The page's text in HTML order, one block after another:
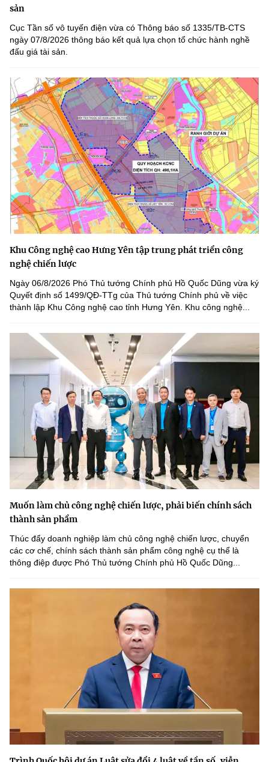
sản
Cục Tần số vô tuyến điện vừa có Thông báo số 1335/TB-CTS
ngày 07/8/2026 thông báo kết quả lựa chọn tổ chức hành nghề
đấu giá tài sản.
Khu Công nghệ cao Hưng Yên tập trung phát triển công
nghệ chiến lược
Ngày 06/8/2026 Phó Thủ tướng Chính phủ Hồ Quốc Dũng vừa ký
Quyết định số 1499/QĐ-TTg của Thủ tướng Chính phủ về việc
thành lập Khu Công nghệ cao tỉnh Hưng Yên. Khu công nghệ...
Muốn làm chủ công nghệ chiến lược, phải biến chính sách
thành sản phẩm
Thúc đẩy doanh nghiệp làm chủ công nghệ chiến lược, chuyển
các cơ chế, chính sách thành sản phẩm công nghệ cụ thể là
thông điệp được Phó Thủ tướng Chính phủ Hồ Quốc Dũng...